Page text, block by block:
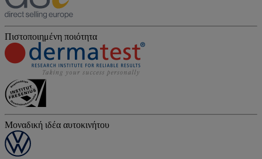
Πιστοποιημένη ποιότητα
Μοναδική ιδέα αυτοκινήτου